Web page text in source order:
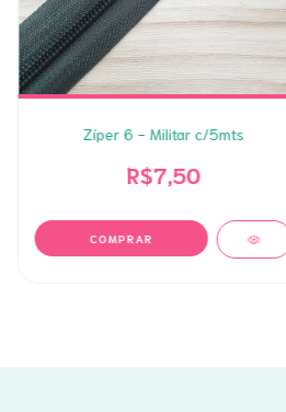
Zíper 6 - Militar c/5mts
R$7,50